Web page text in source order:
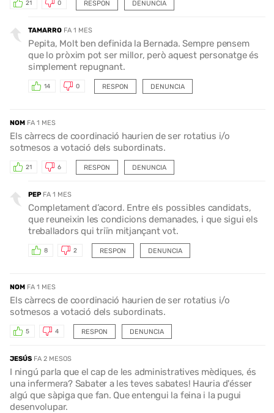
RESPON
21 0 DENUNCIA
TAMARRO FA 1 MES
Pepita, Molt ben definida la Bernada. Sempre pensem
que lo pròxim pot ser millor, però aquest personatge és
simplement repugnant.
RESPON
14 0 DENUNCIA
NOM FA 1 MES
Els càrrecs de coordinació haurien de ser rotatius i/o
sotmesos a votació dels subordinats.
RESPON
21 6 DENUNCIA
PEP FA 1 MES
Completament d’acord. Entre els possibles candidats,
que reuneixin les condicions demanades, i que sigui els
treballadors qui triïn mitjançant vot.
RESPON
8 2 DENUNCIA
NOM FA 1 MES
Els càrrecs de coordinació haurien de ser rotatius i/o
sotmesos a votació dels subordinats.
RESPON
5 4 DENUNCIA
JESÚS FA 2 MESOS
I ningú parla que el cap de les administratives mèdiques, és
una infermera? Sabater a les teves sabates! Hauria d'ésser
algú que sàpiga que fan. Que entengui la feina i la pugui
desenvolupar.